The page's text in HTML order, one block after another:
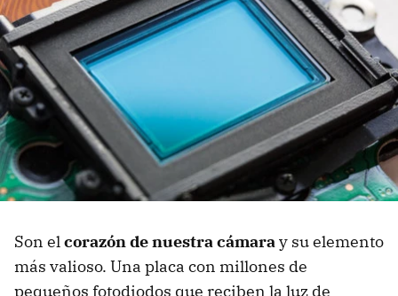
Son elcorazón de nuestra cámaray su elemento
más valioso. Una placa con millones de
pequeños fotodiodos que reciben la luz de